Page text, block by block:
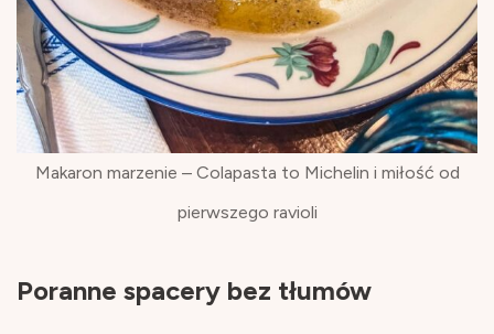
Makaron marzenie – Colapasta to Michelin i miłość od
pierwszego ravioli
Poranne spacery bez tłumów